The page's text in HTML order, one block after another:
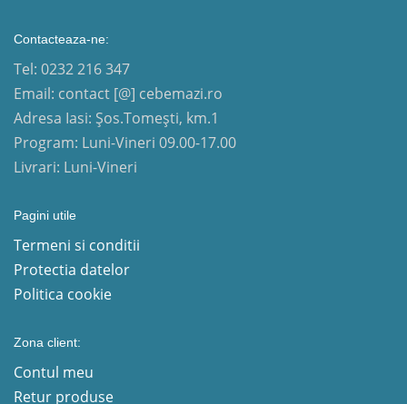
Contacteaza-ne:
Tel: 0232 216 347
Email: contact [@] cebemazi.ro
Adresa Iasi: Șos.Tomești, km.1
Program: Luni-Vineri 09.00-17.00
Livrari: Luni-Vineri
Pagini utile
Termeni si conditii
Protectia datelor
Politica cookie
Zona client:
Contul meu
Retur produse